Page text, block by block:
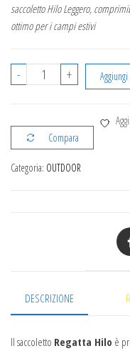
saccoletto Hilo Leggero,
ottimo per i campi estivi
-
Saccoletto
Hilo
quantità
+
Compara
Categoria: OUTDOOR
DESCRIZIONE
Il saccoletto Regatta Hilo è